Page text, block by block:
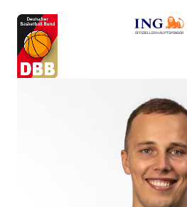
OFFIZIELLER HAUPTSPONSOR